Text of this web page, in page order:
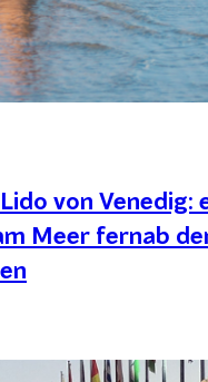
von Venedig:
Meer fernab